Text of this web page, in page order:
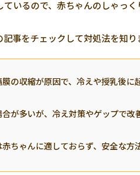
いるので、赤ちゃんのしゃっ
事をチェックして対処法を知り
の収縮が原因で、冷えや授乳後に
が多いが、冷え対策やゲップで改
ちゃんに適しておらず、安全な方